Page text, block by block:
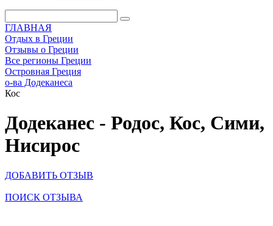
ГЛАВНАЯ
Отдых в Греции
Отзывы о Греции
Все регионы Греции
Островная Греция
о-ва Додеканеса
Кос
Додеканес - Родос, Кос, Сими,
Нисирос
ДОБАВИТЬ ОТЗЫВ
ПОИСК ОТЗЫВА